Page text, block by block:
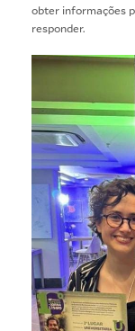
obter informações
responder.